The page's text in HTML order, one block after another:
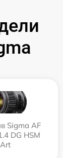
Sigma AF
DG HSM
Art